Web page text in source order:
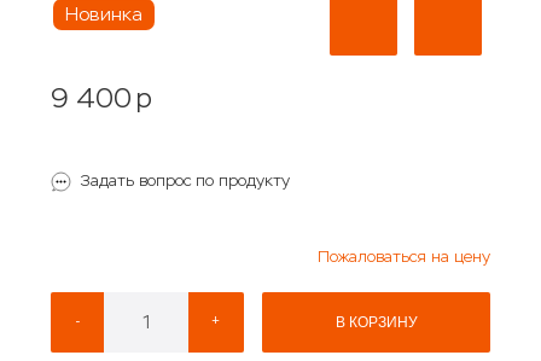
Новинка
9 400 p
Задать вопрос по продукту
Пожаловаться на цену
- + В КОРЗИНУ